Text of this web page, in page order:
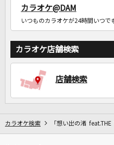
カラオケ@DAM
いつものカラオケが24時間いつで
カラオケ店舗検索
店舗検索
カラオケ検索 「想い出の渚